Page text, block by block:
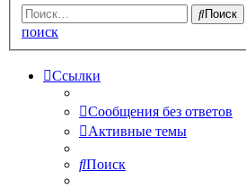
Поиск
поиск
Ссылки
Сообщения без ответов
Активные темы
Поиск